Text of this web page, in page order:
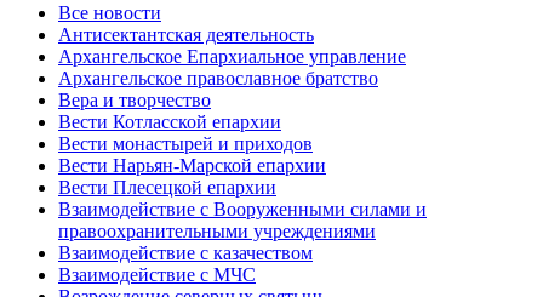
Все новости
Антисектантская деятельность
Архангельское Епархиальное управление
Архангельское православное братство
Вера и творчество
Вести Котласской епархии
Вести монастырей и приходов
Вести Нарьян-Марской епархии
Вести Плесецкой епархии
Взаимодействие с Вооруженными силами и
правоохранительными учреждениями
Взаимодействие с казачеством
Взаимодействие с МЧС